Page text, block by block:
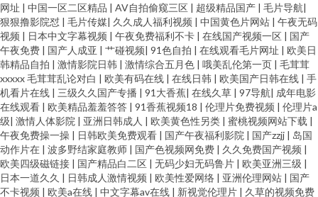
网址 | 中国一区二区精品 | AV自拍偷窥三区 | 超级精品国产 | 毛片导航|
狠狠撸影院怼 | 毛片传媒| 久久成人福利视频 | 中国黄色片网站 | 午夜无码
视频 | 日本中文字幕视频 | 午夜免费福利不卡 | 在线国产视频一区 | 国产
午夜免费 | 国产人成亚 | 艹碰视频| 91色自拍 | 在线观看毛片网址 | 欧美日
韩精品自拍 | 激情影院日韩 | 激情综合五月色 | 哦美乱伦第一页 | 毛茸茸
xxxxx 毛茸茸乱论对白 | 欧美有码在线 | 在线日韩 | 欧美国产日韩在线 | 手
机看片在线 | 三级久久国产专播 | 91大香蕉| 在线久草 | 97导航| 成年电影
在线观看 | 欧美精品羞羞答答 | 91香蕉视频18 | 伦理片免费视频 | 伦理片a
级| 激情人体影院 | 亚洲日韩成人 | 欧美黄色性另类 | 蜜桃视频网站下载 |
午夜免费操一操 | 日韩欧美免费观看 | 国产午夜福利影院 | 国产zzjj | 岛国
动作片在 | 波多野结家庭教师 | 国产色视频网免费 | 久久免费国产视频 |
欧美四级磁链接 | 国产精品白二区 | 无码少妇无码鲁片 | 欧美亚洲三级 |
日本一道久久 | 日韩成人激情视频 | 欧美性爱网络 | 亚洲伦理网站 | 国产
不卡视频 | 欧美a在线 | 中文字幕av在线 | 新视觉伦理片 | 久草的视频免费